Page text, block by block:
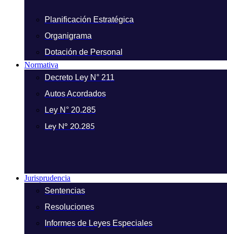
Planificación Estratégica
Organigrama
Dotación de Personal
Normativa
Decreto Ley N° 211
Autos Acordados
Ley N° 20.285
Ley N° 20.285
Jurisprudencia
Sentencias
Resoluciones
Informes de Leyes Especiales